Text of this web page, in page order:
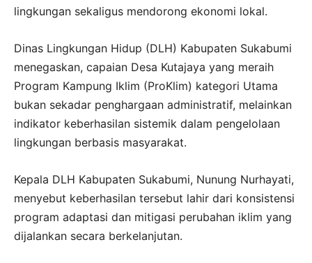
lingkungan sekaligus mendorong ekonomi lokal.
Dinas Lingkungan Hidup (DLH) Kabupaten Sukabumi
menegaskan, capaian Desa Kutajaya yang meraih
Program Kampung Iklim (ProKlim) kategori Utama
bukan sekadar penghargaan administratif, melainkan
indikator keberhasilan sistemik dalam pengelolaan
lingkungan berbasis masyarakat.
Kepala DLH Kabupaten Sukabumi, Nunung Nurhayati,
menyebut keberhasilan tersebut lahir dari konsistensi
program adaptasi dan mitigasi perubahan iklim yang
dijalankan secara berkelanjutan.